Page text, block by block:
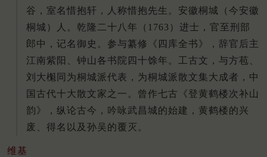
谷，室名惜抱轩，人称惜抱先生。安徽桐城（今安徽
桐城）人。乾隆二十八年（1763）进士，官至刑部
郎中，记名御史。参与纂修《四库全书》，辞官后主
江南紫阳、钟山各书院四十馀年。工古文，与方苞、
刘大櫆同为桐城派代表，为桐城派散文集大成者，中
国古代十大散文家之一。曾作七古《登黄鹤楼次补山
韵》，纵论古今，吟咏武昌城的始建，黄鹤楼的兴
废、得名以及孙吴的覆灭。
维基